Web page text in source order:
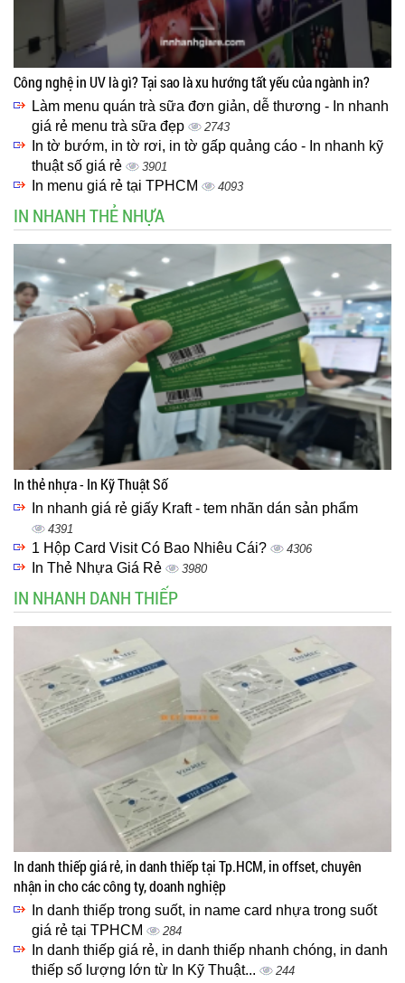
Công nghệ in UV là gì? Tại sao là xu hướng tất yếu của ngành in?
Làm menu quán trà sữa đơn giản, dễ thương - In nhanh
giá rẻ menu trà sữa đẹp
2743
In tờ bướm, in tờ rơi, in tờ gấp quảng cáo - In nhanh kỹ
thuật số giá rẻ
3901
In menu giá rẻ tại TPHCM 4093
IN NHANH THẺ NHỰA
In thẻ nhựa - In Kỹ Thuật Số
In nhanh giá rẻ giấy Kraft - tem nhãn dán sản phẩm
4391
1 Hộp Card Visit Có Bao Nhiêu Cái? 4306
In Thẻ Nhựa Giá Rẻ 3980
IN NHANH DANH THIẾP
In danh thiếp giá rẻ, in danh thiếp tại Tp.HCM, in offset, chuyên
nhận in cho các công ty, doanh nghiệp
In danh thiếp trong suốt, in name card nhựa trong suốt
giá rẻ tại TPHCM
284
In danh thiếp giá rẻ, in danh thiếp nhanh chóng, in danh
thiếp số lượng lớn từ In Kỹ Thuật...
244